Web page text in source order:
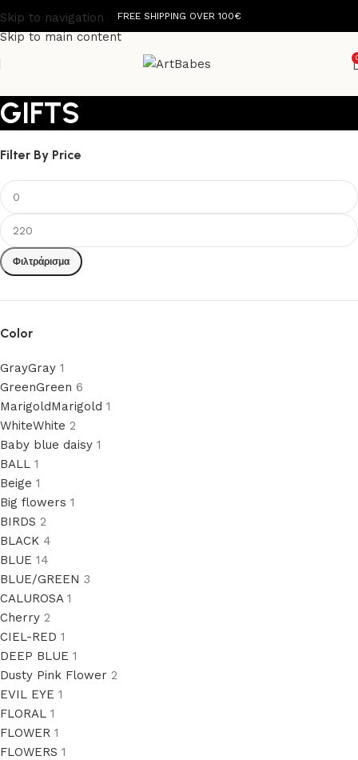
Skip to navigation
Skip to main content
FREE SHIPPING OVER 100€
GIFTS
Filter By Price
Φιλτράρισμα
Color
GrayGray 1
GreenGreen 6
MarigoldMarigold 1
WhiteWhite 2
Baby blue daisy 1
BALL 1
Beige 1
Big flowers 1
BIRDS 2
BLACK 4
BLUE 14
BLUE/GREEN 3
CALUROSA 1
Cherry 2
CIEL-RED 1
DEEP BLUE 1
Dusty Pink Flower 2
EVIL EYE 1
FLORAL 1
FLOWER 1
FLOWERS 1